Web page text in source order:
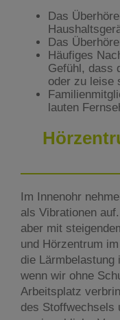
Das
Das
Häufiges
Gefühl, dass
oder zu leise
lauten
Im Innenohr
als Vibrationen
aber mit
und Hörzentrum
die Lärmbelastung
wenn wir ohne
Arbeitsplatz
des Stoffwechsels